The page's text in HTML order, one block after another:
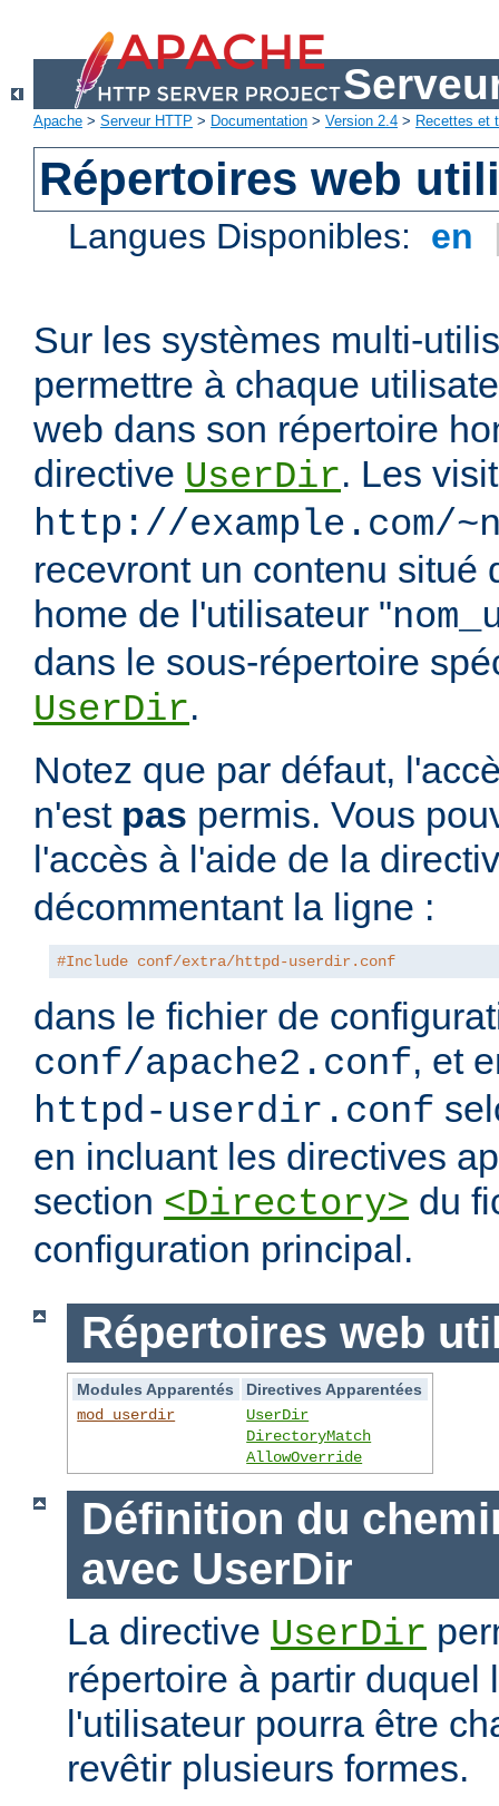
Apache > Serveur HTTP > Documentation > Version 2.4 > Recettes et
Répertoires web
Langues Disponibles: en
Sur les systèmes multi-
permettre à chaque
web dans son répertoire
directive UserDir. Les
http://example.com/
recevront un contenu situé
home de l'utilisateur "
dans le sous-répertoire
UserDir.
Notez que par défaut,
n'est pas permis. Vous
l'accès à l'aide de la
décommentant la ligne :
#Include conf/extra/httpd-userdir.conf
dans le fichier de
conf/apache2.conf, et
httpd-userdir.conf
en incluant les directives
section <Directory> du
configuration principal.
Répertoires web
Modules Apparentés
Directives Apparentées
mod_userdir
UserDir
DirectoryMatch
AllowOverride
Définition du
avec UserDir
La directive UserDir
répertoire à partir duquel
l'utilisateur pourra être
revêtir plusieurs formes.